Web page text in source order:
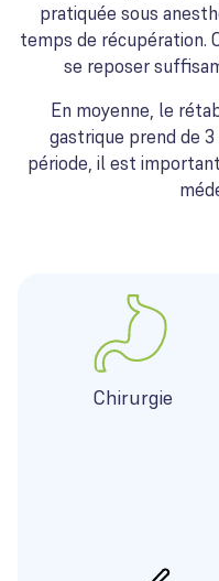
pratiquée sous
temps de récupération.
se reposer
En moyenne, le
gastrique prend de
période, il est
Chirurgie